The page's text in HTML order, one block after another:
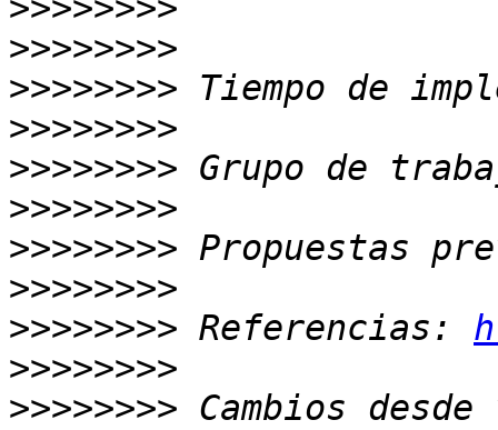
>>>>>>>>
>>>>>>>>
>>>>>>>>
>>>>>>>>
>>>>>>>>
>>>>>>>>
>>>>>>>>
>>>>>>>>
>>>>>>>> Referencias:
>>>>>>>>
>>>>>>>> Cambios